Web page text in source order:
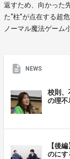
返すため、向かった
た“柱”が点在する超
ノーマル魔法ゲーム
NEWS
校則、
の理不
【後
のにす